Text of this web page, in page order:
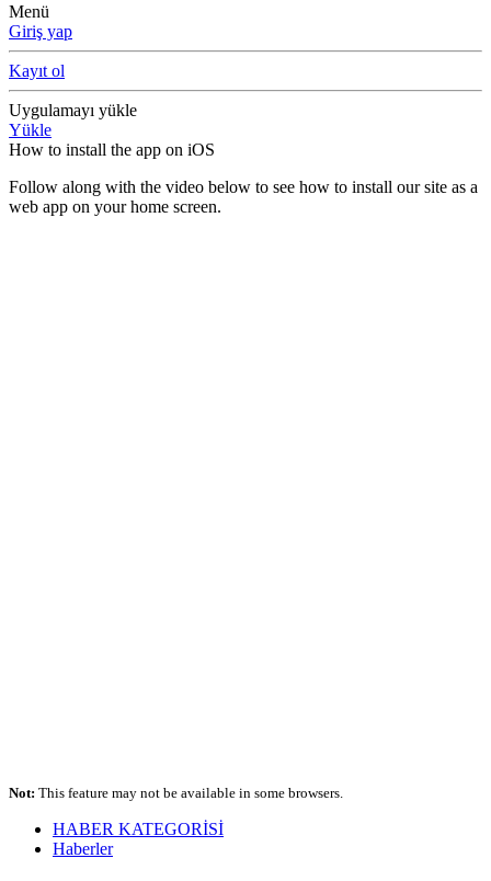
Menü
Giriş yap
Kayıt ol
Uygulamayı yükle
Yükle
How to install the app on iOS
Follow along with the video below to see how to install our site as a
web app on your home screen.
Not: This feature may not be available in some browsers.
HABER KATEGORİSİ
Haberler